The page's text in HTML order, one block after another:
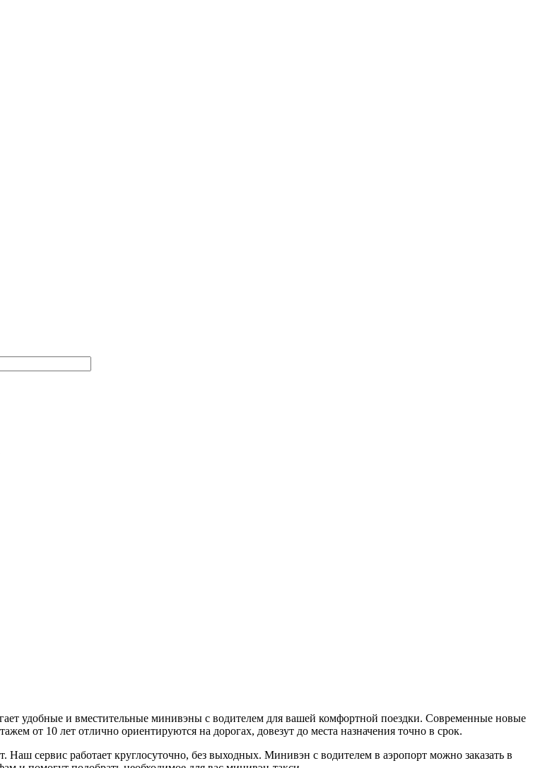
удобные и вместительные минивэны с водителем для вашей комфортной поездки. Современные новые
от 10 лет отлично ориентируются на дорогах, довезут до места назначения точно в срок.
сервис работает круглосуточно, без выходных. Минивэн с водителем в аэропорт можно заказать в